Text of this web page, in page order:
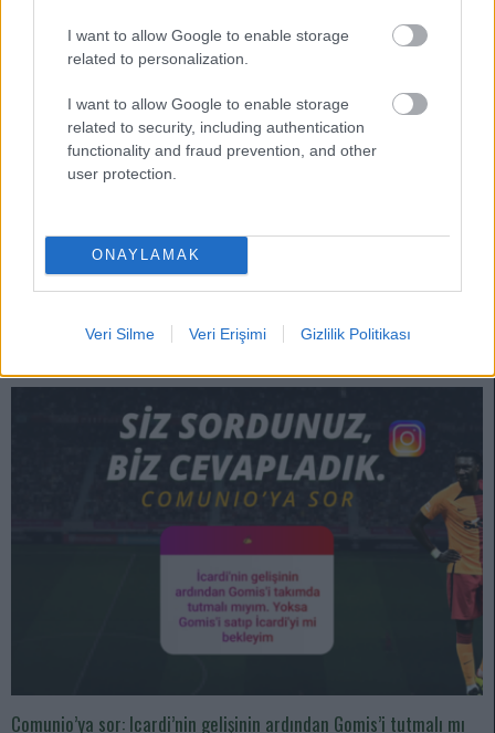
I want to allow Google to enable storage
related to personalization.
I want to allow Google to enable storage
related to security, including authentication
functionality and fraud prevention, and other
user protection.
ONAYLAMAK
Veri Silme Veri Erişimi Gizlilik Politikası
Comunio Trend – Takım halinde pres, takım halinde Trend!
Kazananlar listesi sarı-lacivert renklerine büründü.
Takım halinde muazzam bir performans sergileyen sarı-lacivertliler, bu
sezon en iddialı şampiyonluk adayı olduğunu ispatladılar. Jorge Jesus
Comunio’ya sor: Icardi’nin gelişinin ardından Gomis’i tutmalı mı